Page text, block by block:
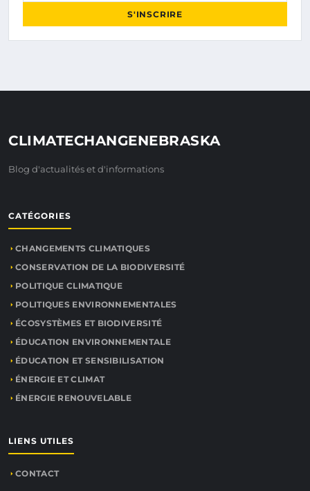
S'INSCRIRE
CLIMATECHANGENEBRASKA
Blog d'actualités et d'informations
CATÉGORIES
CHANGEMENTS CLIMATIQUES
CONSERVATION DE LA BIODIVERSITÉ
POLITIQUE CLIMATIQUE
POLITIQUES ENVIRONNEMENTALES
ÉCOSYSTÈMES ET BIODIVERSITÉ
ÉDUCATION ENVIRONNEMENTALE
ÉDUCATION ET SENSIBILISATION
ÉNERGIE ET CLIMAT
ÉNERGIE RENOUVELABLE
LIENS UTILES
CONTACT